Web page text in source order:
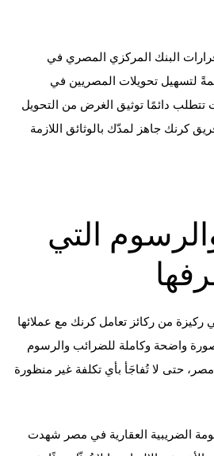
البنك المركزي المصري في
لتسهيل تحويلات المصريين في
تتطلب دائمًا توثيق الغرض من التحويل
كرنك جاهز لمدّك بالوثائق اللازمة
التي
ركيزة من ركائز تعامل كرنك مع عملائها
واضحة وكاملة للضرائب والرسوم
حتى لا تُفاجَأ بأي تكلفة غير منظورة
الضريبية العقارية في مصر شهدت